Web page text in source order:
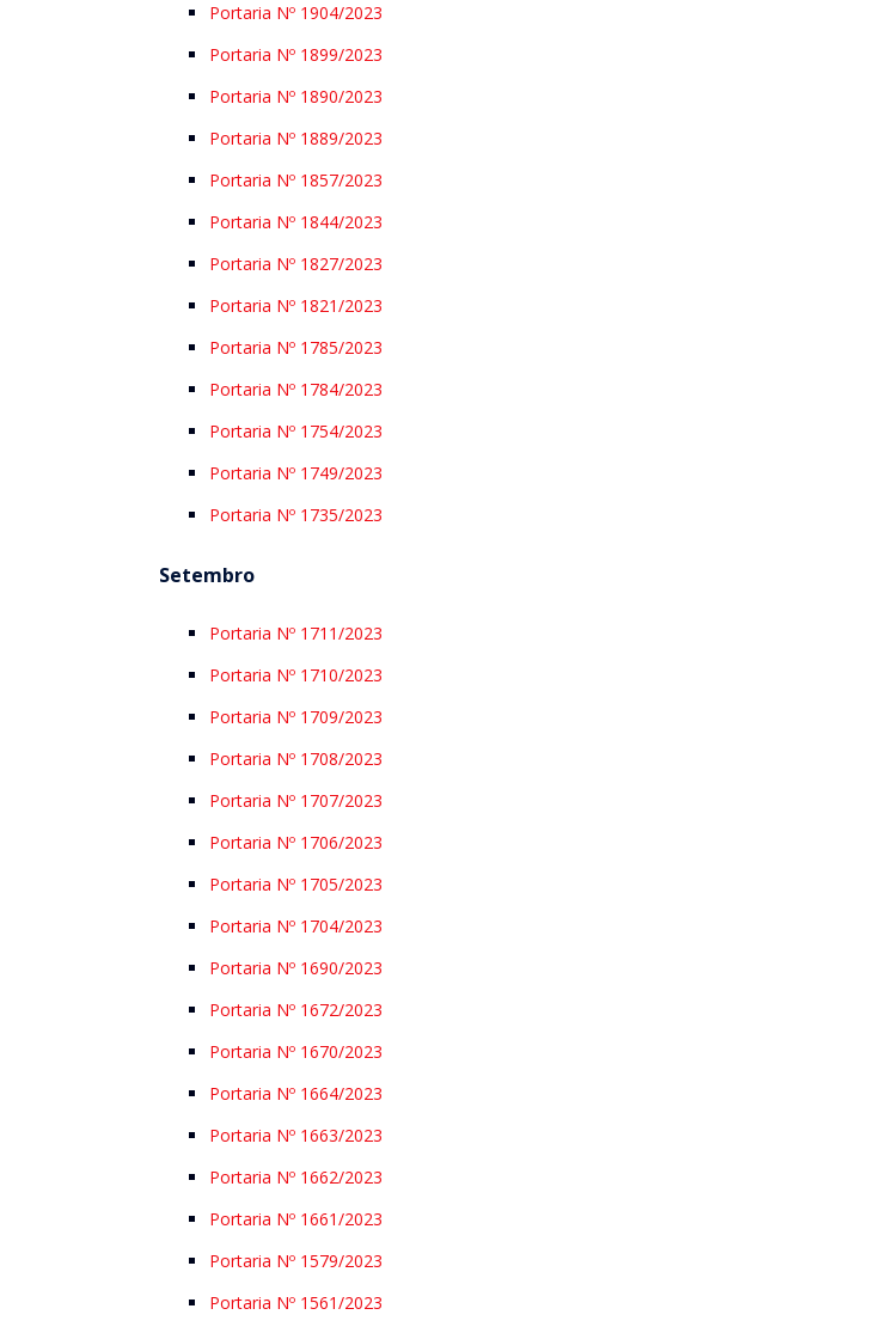
Portaria Nº 1904/2023
Portaria Nº 1899/2023
Portaria Nº 1890/2023
Portaria Nº 1889/2023
Portaria Nº 1857/2023
Portaria Nº 1844/2023
Portaria Nº 1827/2023
Portaria Nº 1821/2023
Portaria Nº 1785/2023
Portaria Nº 1784/2023
Portaria Nº 1754/2023
Portaria Nº 1749/2023
Portaria Nº 1735/2023
Setembro
Portaria Nº 1711/2023
Portaria Nº 1710/2023
Portaria Nº 1709/2023
Portaria Nº 1708/2023
Portaria Nº 1707/2023
Portaria Nº 1706/2023
Portaria Nº 1705/2023
Portaria Nº 1704/2023
Portaria Nº 1690/2023
Portaria Nº 1672/2023
Portaria Nº 1670/2023
Portaria Nº 1664/2023
Portaria Nº 1663/2023
Portaria Nº 1662/2023
Portaria Nº 1661/2023
Portaria Nº 1579/2023
Portaria Nº 1561/2023